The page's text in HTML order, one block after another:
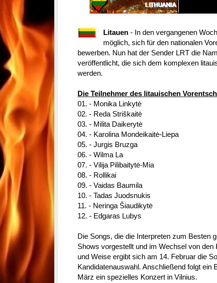
Litauen- In den vergangenen
möglich, sich für den nationalen
bewerben. Nun hat der Sender LRT die
veröffentlicht, die sich dem komplexen
werden.
Die Teilnehmer des litauischen
01. - Monika Linkytė
02. - Reda Striškaitė
03. - Milita Daikerytė
04. - Karolina Mondeikaitė-Liepa
05. - Jurgis Bruzga
06. - Wilma La
07. - Vilija Pilibaitytė-Mia
08. - Rollikai
09. - Vaidas Baumila
10. - Tadas Juodsnukis
11. - Neringa Šiaudikytė
12. - Edgaras Lubys
Die Songs, die die Interpreten zum Besten
Shows vorgestellt und im Wechsel von den
und Weise ergibt sich am 14. Februar die
Kandidatenauswahl. Anschließend folgt ein
März ein spezielles Konzert in Vilnius.